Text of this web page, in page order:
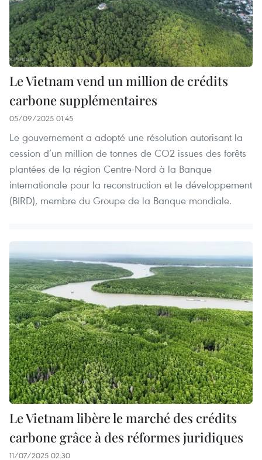
Le Vietnam vend un million de crédits
carbone supplémentaires
05/09/2025 01:45
Le gouvernement a adopté une résolution autorisant la
cession d’un million de tonnes de CO2 issues des forêts
plantées de la région Centre-Nord à la Banque
internationale pour la reconstruction et le développement
(BIRD), membre du Groupe de la Banque mondiale.
Le Vietnam libère le marché des crédits
carbone grâce à des réformes juridiques
11/07/2025 02:30